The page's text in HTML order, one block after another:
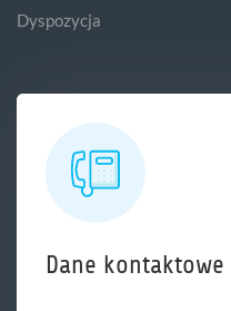
Dyspozycja
Dane kontaktowe